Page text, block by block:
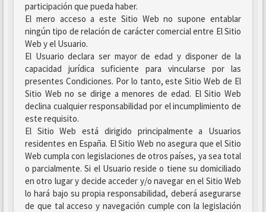
participación que pueda haber.
El mero acceso a este Sitio Web no supone entablar
ningún tipo de relación de carácter comercial entre El Sitio
Web y el Usuario.
El Usuario declara ser mayor de edad y disponer de la
capacidad jurídica suficiente para vincularse por las
presentes Condiciones. Por lo tanto, este Sitio Web de El
Sitio Web no se dirige a menores de edad. El Sitio Web
declina cualquier responsabilidad por el incumplimiento de
este requisito.
El Sitio Web está dirigido principalmente a Usuarios
residentes en España. El Sitio Web no asegura que el Sitio
Web cumpla con legislaciones de otros países, ya sea total
o parcialmente. Si el Usuario reside o tiene su domiciliado
en otro lugar y decide acceder y/o navegar en el Sitio Web
lo hará bajo su propia responsabilidad, deberá asegurarse
de que tal acceso y navegación cumple con la legislación